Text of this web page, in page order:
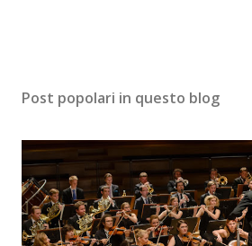
Post popolari in questo blog